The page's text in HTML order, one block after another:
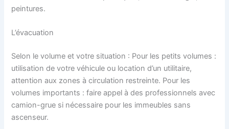
peintures.
L’évacuation
Selon le volume et votre situation : Pour les petits volumes :
utilisation de votre véhicule ou location d’un utilitaire,
attention aux zones à circulation restreinte. Pour les
volumes importants : faire appel à des professionnels avec
camion-grue si nécessaire pour les immeubles sans
ascenseur.